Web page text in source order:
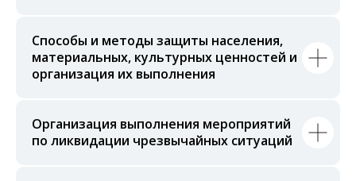
Способы и методы защиты населения,
материальных, культурных ценностей и
организация их выполнения
Организация выполнения мероприятий
по ликвидации чрезвычайных ситуаций